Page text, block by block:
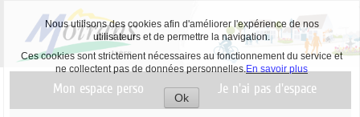
Nous utilisons des cookies afin d'améliorer l'expérience de nos
utilisateurs et de permettre la navigation.
Ces cookies sont strictement nécessaires au fonctionnement du service et
ne collectent pas de données personnelles.En savoir plus
Ok
Accepter
Mon espace perso Je n'ai pas d'espace